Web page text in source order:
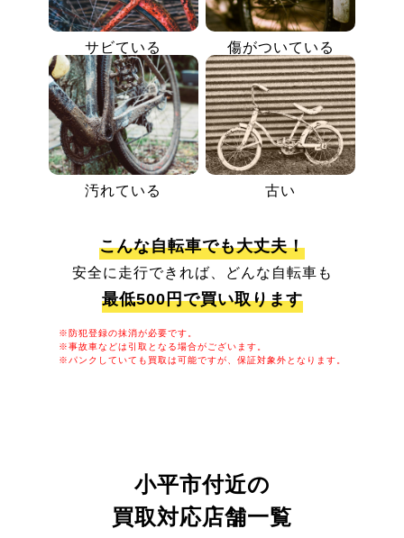
サビている 傷がついている
汚れている 古い
こんな自転車でも大丈夫！
安全に走行できれば、どんな自転車も
最低500円で買い取ります
※防犯登録の抹消が必要です。
※事故車などは引取となる場合がございます。
※パンクしていても買取は可能ですが、保証対象外となります。
小平市付近の
買取対応店舗一覧